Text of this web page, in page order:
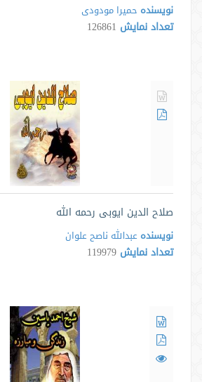
نویسنده حمیرا مودودی
تعداد نمایش 126861
صلاح الدین ایوبی رحمه الله
نویسنده عبدالله ناصح علوان
تعداد نمایش 119979